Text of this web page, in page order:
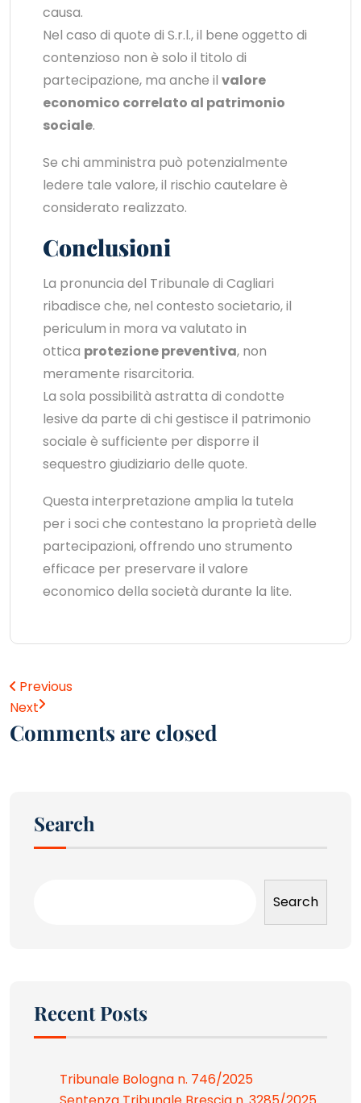
causa.
Nel caso di quote di S.r.l., il bene oggetto di
contenzioso non è solo il titolo di
partecipazione, ma anche il valore
economico correlato al patrimonio
sociale.
Se chi amministra può potenzialmente
ledere tale valore, il rischio cautelare è
considerato realizzato.
Conclusioni
La pronuncia del Tribunale di Cagliari
ribadisce che, nel contesto societario, il
periculum in mora va valutato in
ottica protezione preventiva, non
meramente risarcitoria.
La sola possibilità astratta di condotte
lesive da parte di chi gestisce il patrimonio
sociale è sufficiente per disporre il
sequestro giudiziario delle quote.
Questa interpretazione amplia la tutela
per i soci che contestano la proprietà delle
partecipazioni, offrendo uno strumento
efficace per preservare il valore
economico della società durante la lite.
Previous
Next
Comments are closed
Search
Search
Recent Posts
Tribunale Bologna n. 746/2025